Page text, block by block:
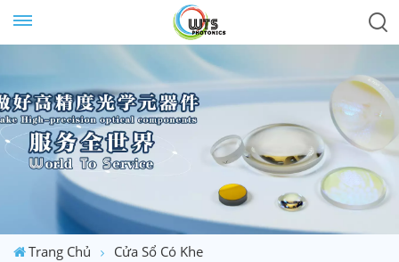
Trang Chủ Cửa Sổ Có Khe